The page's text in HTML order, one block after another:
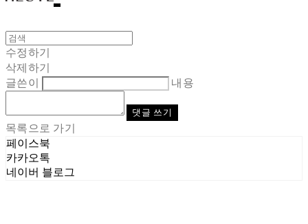
수정하기
삭제하기
글쓴이
내용
댓글 쓰기
목록으로 가기
페이스북
카카오톡
네이버 블로그